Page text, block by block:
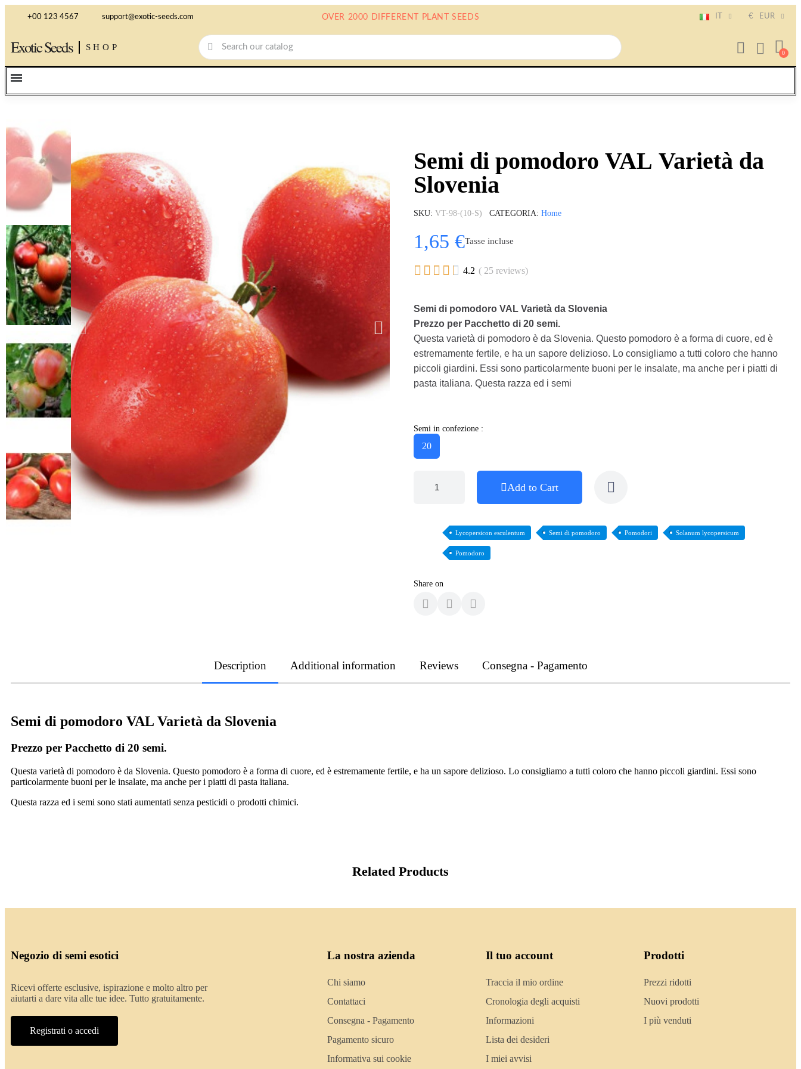
+00 123 4567 support@exotic-seeds.com OVER 2000 DIFFERENT PLANT SEEDS € EUR
Exotic Seeds SHOP
Semi di pomodoro VAL Varietà da
Slovenia
SKU VT-98-(10-S) CATEGORIA Home
1,65 €Tasse incluse
     4.2 ( 25 reviews)
Semi di pomodoro VAL Varietà da Slovenia
Prezzo per Pacchetto di 20 semi.
Questa varietà di pomodoro è da Slovenia. Questo pomodoro è a forma di cuore, ed è
estremamente fertile, e ha un sapore delizioso. Lo consigliamo a tutti coloro che hanno
piccoli giardini. Essi sono particolarmente buoni per le insalate, ma anche per i piatti di
pasta italiana. Questa razza ed i semi
Semi in confezione :
20
Add to Cart
Lycopersicon esculentum Semi di pomodoro Pomodori Solanum lycopersicum
Pomodoro
Share on
Description Additional information Reviews Consegna - Pagamento
Semi di pomodoro VAL Varietà da Slovenia
Prezzo per Pacchetto di 20 semi.
Questa varietà di pomodoro è da Slovenia. Questo pomodoro è a forma di cuore, ed è estremamente fertile, e ha un sapore delizioso. Lo consigliamo a tutti coloro che hanno piccoli giardini. Essi sono
particolarmente buoni per le insalate, ma anche per i piatti di pasta italiana.
Questa razza ed i semi sono stati aumentati senza pesticidi o prodotti chimici.
Related Products
Negozio di semi esotici
Ricevi offerte esclusive, ispirazione e molto altro per
aiutarti a dare vita alle tue idee. Tutto gratuitamente.
Registrati o accedi
La nostra azienda
Chi siamo
Contattaci
Consegna - Pagamento
Pagamento sicuro
Informativa sui cookie
Il tuo account
Traccia il mio ordine
Cronologia degli acquisti
Informazioni
Lista dei desideri
I miei avvisi
Prodotti
Prezzi ridotti
Nuovi prodotti
I più venduti